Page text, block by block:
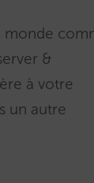
monde
&
à votre
un autre